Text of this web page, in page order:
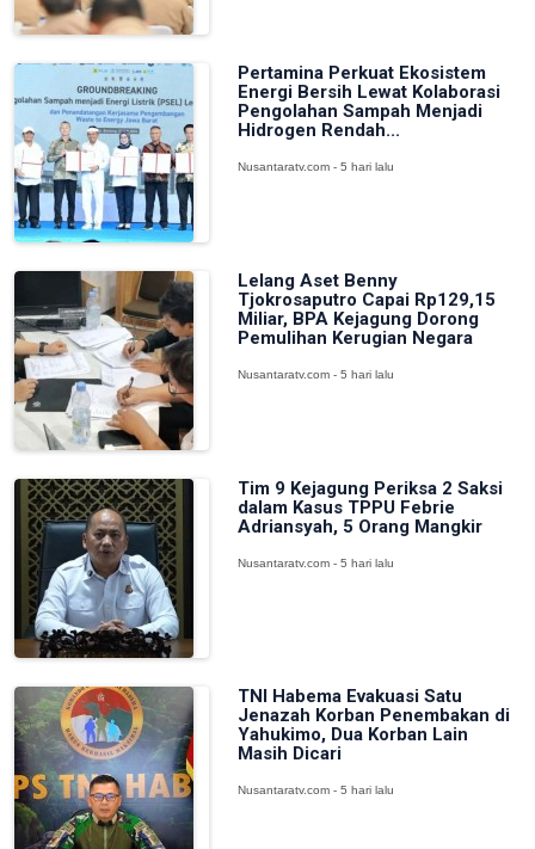
Pertamina Perkuat Ekosistem
Energi Bersih Lewat Kolaborasi
Pengolahan Sampah Menjadi
Hidrogen Rendah...
Nusantaratv.com - 5 hari lalu
Lelang Aset Benny
Tjokrosaputro Capai Rp129,15
Miliar, BPA Kejagung Dorong
Pemulihan Kerugian Negara
Nusantaratv.com - 5 hari lalu
Tim 9 Kejagung Periksa 2 Saksi
dalam Kasus TPPU Febrie
Adriansyah, 5 Orang Mangkir
Nusantaratv.com - 5 hari lalu
TNI Habema Evakuasi Satu
Jenazah Korban Penembakan di
Yahukimo, Dua Korban Lain
Masih Dicari
Nusantaratv.com - 5 hari lalu